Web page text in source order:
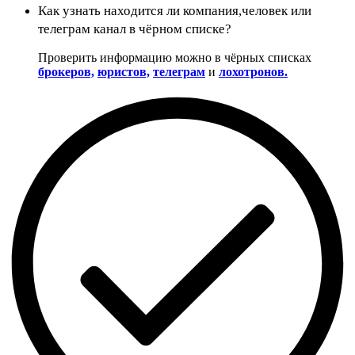
Как узнать находится ли компания,человек или
телеграм канал в чёрном списке?
Проверить информацию можно в чёрных списках
брокеров, юристов, телеграм и лохотронов.